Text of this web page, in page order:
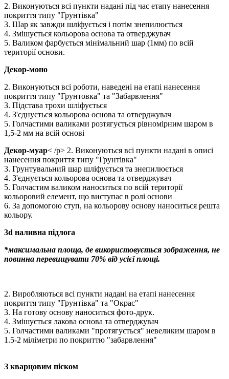
2. Виконуються всі пункти надані під час етапу нанесення
покриття типу "Грунтівка"
3. Шар як завжди шліфується і потім знепилюється
4. Змішується кольорова основа та отверджувач
5. Валиком фарбується мінімальний шар (1мм) по всій
території основи.
Декор-моно
2. Виконуються всі роботи, наведені на етапі нанесення
покриття типу "Грунтовка" та "Забарвлення"
3. Підстава трохи шліфується
4. З'єднується кольорова основа та отверджувач
5. Голчастими валиками розтягується рівномірним шаром в
1,5-2 мм на всій основі
Декор-муар< /p> 2. Виконуються всі пункти надані в описі
нанесення покриття типу "Грунтівка"
3. Грунтувальний шар шліфується та знепилюється
4. З'єднується кольорова основа та отверджувач
5. Голчастим валиком наноситься по всій території
кольоровий елемент, що виступає в ролі основи
6. За допомогою ступ, на кольорову основу наноситься решта
кольору.
3d наливна підлога
*максимальна площа, де використовується зображення, не
повинна перевищувати 70% від усієї площі.
2. Виробляються всі пункти надані на етапі нанесення
покриття типу "Грунтівка" та "Окрас"
3. На готову основу наноситься фото-друк.
4. Змішується лакова основа та отверджувач
5. Голчастими валиками "протягується" невеликим шаром в
1.5-2 міліметри по покриттю "забарвлення"
З кварцовим піском